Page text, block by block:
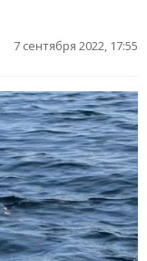
7 сентября 2022, 17:55